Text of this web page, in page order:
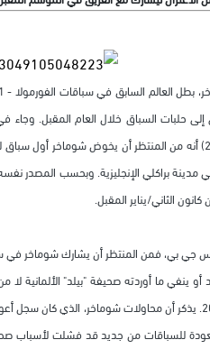
الثلاثاء (22 ديسمبر / كانون الأول 2009) أنه من
براكلي الإنجليزية. وبحسب المصدر
الثاني/يناير المقبل.
بي، فمن المنتظر أن يشارك شوماخر في
ينفي ما أوردته صحيفة "بيلد"
الأول، للعودة للسباقات من جديد قد فشلت